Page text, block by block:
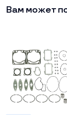
Вам может